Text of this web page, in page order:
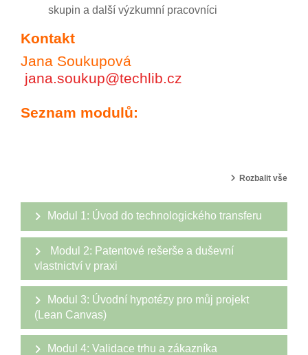
skupin a další výzkumní pracovníci
Kontakt
Jana Soukupová
jana.soukup@techlib.cz
Seznam modulů:
Rozbalit vše
Modul 1: Úvod do technologického transferu
Modul 2: Patentové rešerše a duševní
vlastnictví v praxi
Modul 3: Úvodní hypotézy pro můj projekt
(Lean Canvas)
Modul 4: Validace trhu a zákazníka